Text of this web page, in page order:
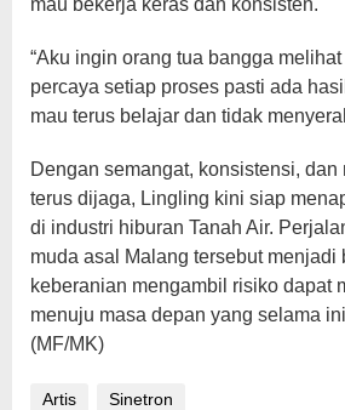
“Aku ingin orang tua bangga
percaya setiap proses pasti ada
mau terus belajar dan tidak
Dengan semangat, konsistensi, dan
terus dijaga, Lingling kini siap
di industri hiburan Tanah Air.
muda asal Malang tersebut menjadi
keberanian mengambil risiko dapat
menuju masa depan yang selama
(MF/MK)
Artis Sinetron